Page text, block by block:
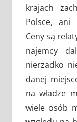
krajach
Polsce, ani
Ceny są
najemcy
nierzadko
danej
na władze
wiele osób